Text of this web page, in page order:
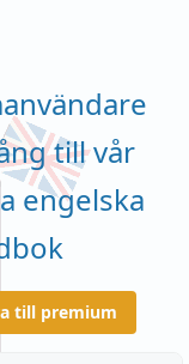
till vår
engelska
till premium